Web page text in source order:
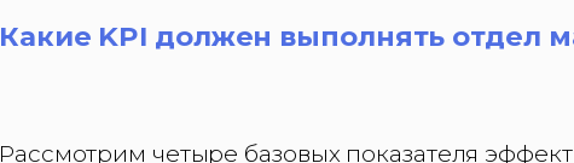
Какие KPI должен выполнять отдел
Рассмотрим четыре базовых показателя